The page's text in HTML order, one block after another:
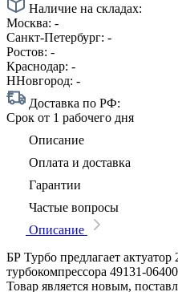
Наличие на складах:
Москва: -
Санкт-Петербург: -
Ростов: -
Краснодар: -
ННовгород: -
Доставка по РФ:
Срок от 1 рабочего дня
Описание
Оплата и доставка
Гарантии
Частые вопросы
Описание
БР Турбо предлагает актуатор
турбокомпрессора 49131-
Товар является новым,